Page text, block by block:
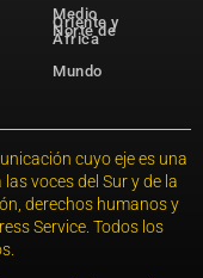
Medio
Oriente y
Norte de
África
Mundo
cuyo eje es una
voces del Sur y de la
derechos humanos y
Service. Todos los